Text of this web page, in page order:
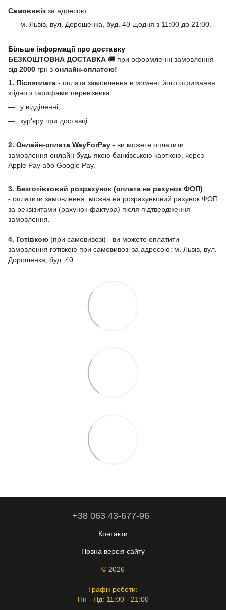
Самовивіз за адресою:
м. Львів, вул. Дорошенка, буд. 40 щодня з 11:00 до 21:00.
Більше інформації про доставку
БЕЗКОШТОВНА ДОСТАВКА 🚚 при оформленні замовлення
від 2000 грн з онлайн-оплатою!
1. Післяплата - оплата замовлення в момент його отримання
згідно з тарифами перевізника:
у відділенні;
кур'єру при доставці.
2. Онлайн-оплата WayForPay - ви можете оплатити
замовлення онлайн будь-якою банківською карткою, через
Apple Pay або Google Pay.
3. Безготівковий розрахунок (оплата на рахунок ФОП)
- оплатити замовлення, можна на розрахунковий рахунок ФОП
за реквізитами (рахунок-фактура) після підтвердження
замовлення.
4. Готівкою (при самовивозі) - ви можете оплатити
замовлення готівкою при самовивозі за адресою: м. Львів, вул.
Дорошенка, буд. 40.
+38 063 43-677-96
Контакти
Повна версія сайту
© 2026
Графік роботи:
Пн - Нд: 11:00 - 21:00